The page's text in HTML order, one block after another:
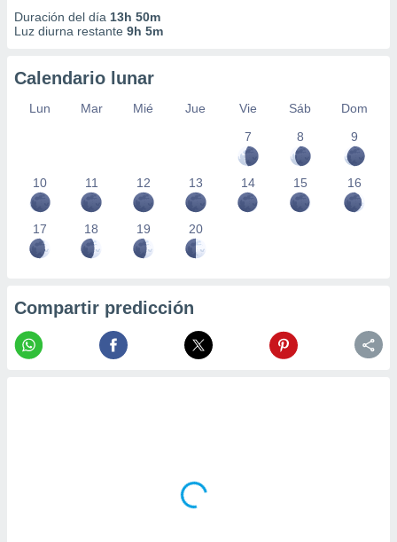
Duración del día 13h 50m
Luz diurna restante 9h 5m
Calendario lunar
Lun Mar Mié Jue Vie Sáb
Dom
7
8 9
10 11 12 13 14 15 16
17 18 19 20
Compartir predicción